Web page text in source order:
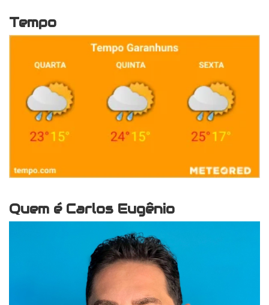
Tempo
Quem é Carlos Eugênio